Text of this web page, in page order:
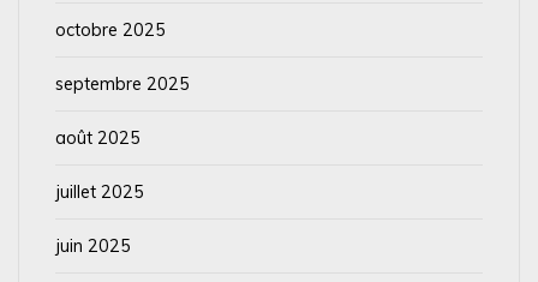
octobre 2025
septembre 2025
août 2025
juillet 2025
juin 2025